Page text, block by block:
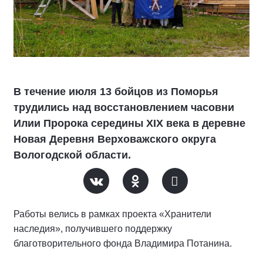
В течение июля 13 бойцов из Поморья
трудились над восстановлением часовни
Илии Пророка середины XIX века в деревне
Новая Деревня Верховажского округа
Вологодской области.
Работы велись в рамках проекта «Хранители
наследия», получившего поддержку
благотворительного фонда Владимира Потанина.